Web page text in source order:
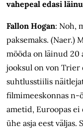
vahepeal edasi
Fallon Hogan: Noh,
paksemaks. (Naer.)
mööda on läinud 20
jooksul on von Trier
suhtlusstiilis
filmimeeskonnas n-
ametid, Euroopas
ühe asja eest väljas.